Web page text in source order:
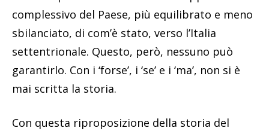
complessivo del Paese, più equilibrato e meno
sbilanciato, di com’è stato, verso l’Italia
settentrionale. Questo, però, nessuno può
garantirlo. Con i ‘forse’, i ‘se’ e i ‘ma’, non si è
mai scritta la storia.
Con questa riproposizione della storia del